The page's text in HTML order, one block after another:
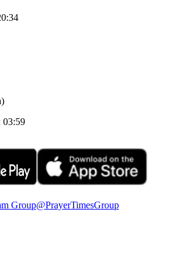
)
03:59
Group@PrayerTimesGroup